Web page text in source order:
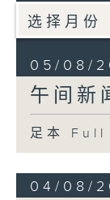
05/08/
午间新
足本
04/08/